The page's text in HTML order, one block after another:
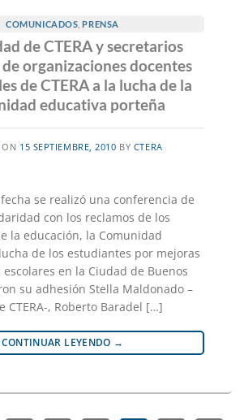
COMUNICADOS ,PRENSA
de CTERA y secretarios
organizaciones docentes
de CTERA a la lucha de la
educativa porteña
ON 15 SEPTIEMBRE, 2010 BY CTERA
se realizó una conferencia de
con los reclamos de los
la educación, la Comunidad
de los estudiantes por mejoras
en la Ciudad de Buenos
su adhesión Stella Maldonado –
CTERA-, Roberto Baradel […]
CONTINUAR LEYENDO →